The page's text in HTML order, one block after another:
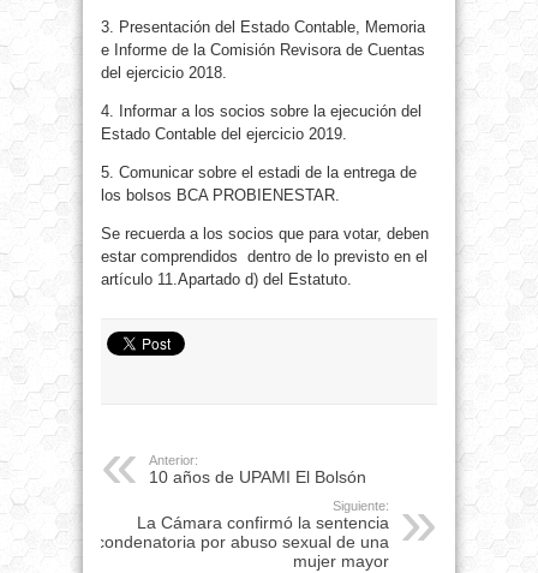
3. Presentación del Estado Contable, Memoria
e Informe de la Comisión Revisora de Cuentas
del ejercicio 2018.
4. Informar a los socios sobre la ejecución del
Estado Contable del ejercicio 2019.
5. Comunicar sobre el estadi de la entrega de
los bolsos BCA PROBIENESTAR.
Se recuerda a los socios que para votar, deben
estar comprendidos dentro de lo previsto en el
artículo 11.Apartado d) del Estatuto.
Anterior:
10 años de UPAMI El Bolsón
Siguiente:
La Cámara confirmó la sentencia
condenatoria por abuso sexual de una
mujer mayor